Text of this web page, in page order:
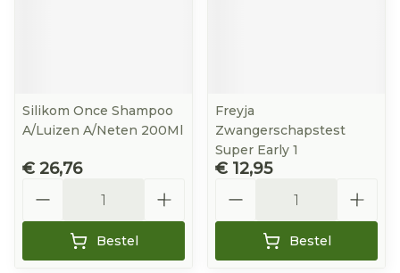
Silikom Once Shampoo
A/Luizen A/Neten 200Ml
€ 26,76
Bestel
Freyja
Zwangerschapstest
Super Early 1
€ 12,95
Bestel